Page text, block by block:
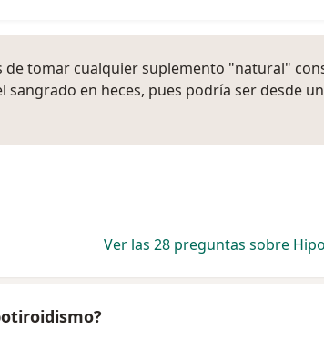
de tomar cualquier suplemento "natural"
en heces, pues podría ser desde
Ver las 28 preguntas sobre